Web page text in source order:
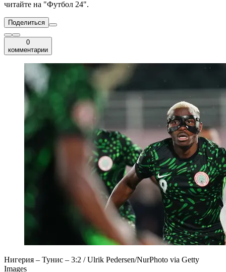
читайте на "Футбол 24".
Поделиться
0
комментарии
Нигерия – Тунис – 3:2 / Ulrik Pedersen/NurPhoto via Getty
Images